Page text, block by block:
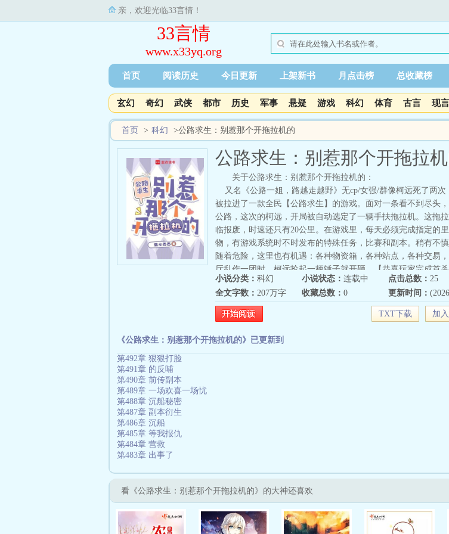
亲，欢迎光临33言情！
33言情
www.x33yq.org
首页 阅读历史 今日更新 上架新书 月点击榜 总收藏榜
玄幻 奇幻 武侠 都市 历史 军事 悬疑 游戏 科幻 体育 古言 现言
首页 > 科幻 >公路求生：别惹那个开拖拉机的
公路求生：别惹那个开拖拉
关于公路求生：别惹那个开拖拉机的：
又名《公路一姐，路越走越野》无cp/女强/群像柯远死了两次
被拉进了一款全民【公路求生】的游戏。面对一条看不到尽头
公路，这次的柯远，开局被自动选定了一辆手扶拖拉机。这拖
临报废，时速还只有20公里。在游戏里，每天必须完成指定的
物，有游戏系统时不时发布的特殊任务，比赛和副本。稍有不
随着危险，这里也有机遇：各种物资箱，各种站点，各种交易
厅乱作一团时，柯远抡起一柄锤子就开砸。【恭喜玩家完成首
首杀！】【恭喜玩家获得‘刽子手’称号！】挡我者死！她只有一
尽头，找出游戏的秘密。……
小说分类： 科幻 小说状态： 连载中 点击总数： 25
全文字数： 207万字 收藏总数： 0 更新时间：
TXT下载 加
《公路求生：别惹那个开拖拉机的》已更新到
第492章 狠狠打脸
第491章 的反哺
第490章 前传副本
第489章 一场欢喜一场忧
第488章 沉船秘密
第487章 副本衍生
第486章 沉船
第485章 等我报仇
第484章 营救
第483章 出事了
看《公路求生：别惹那个开拖拉机的》的大神还喜欢